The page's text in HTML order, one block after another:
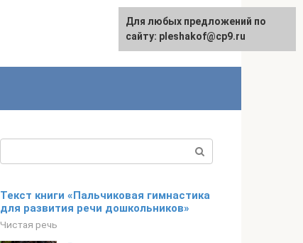
Текст книги «Пальчиковая гимнастика
для развития речи дошкольников»
Чистая речь
Для любых предложений по
сайту: pleshakof@cp9.ru